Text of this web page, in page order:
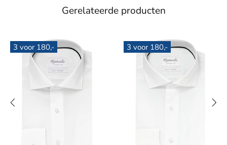
Gerelateerde producten
180,- 3 voor 180,-